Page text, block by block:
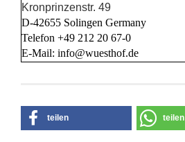
Kronprinzenstr. 49
D-42655 Solingen Germany
Telefon +49 212 20 67-0
E-Mail: info@wuesthof.de
teilen teilen